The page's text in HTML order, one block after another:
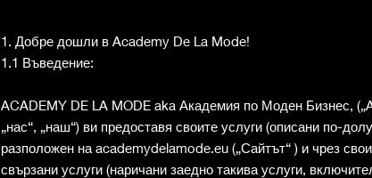
1. Добре дошли в Academy De La Mode!
1.1 Въведение:
ACADEMY DE LA MODE aka Академия по Моден Бизнес,
„нас“, „наш“) ви предоставя своите услуги (описани по-
разположен на academydelamode.eu („Сайтът“ ) и чрез
свързани услуги (наричани заедно такива услуги,